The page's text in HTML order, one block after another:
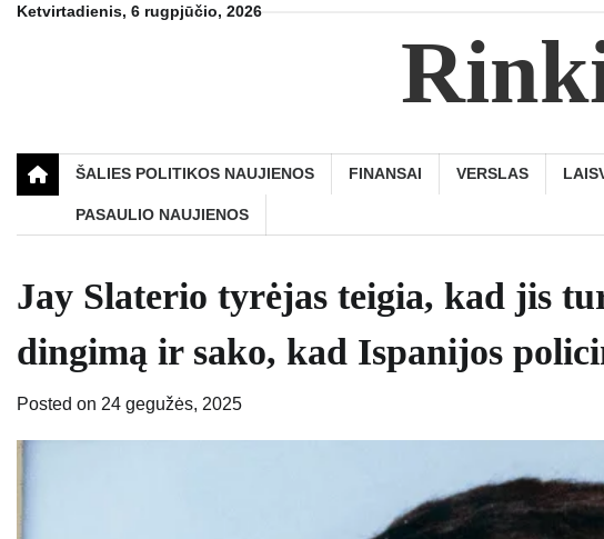
SkipKetvirtadienis, 6 rugpjūčio, 2026
ŠALIES POLITIKOS NAUJIENOS FINANSAI VERSLAS
PASAULIO NAUJIENOS
Jay Slaterio tyrėjas teigia, kad jis
dingimą ir sako, kad Ispanijos
Posted on 24 gegužės, 2025